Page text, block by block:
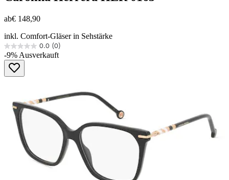
ab€ 148,90
inkl. Comfort-Gläser in Sehstärke
0.0 (0)
0.0
von
Sternen.
-9% Ausverkauft